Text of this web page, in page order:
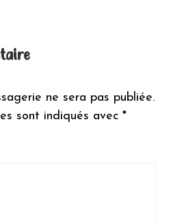
ne sera pas publiée.
sont indiqués avec*